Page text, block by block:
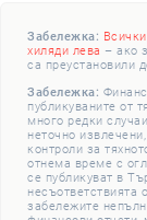
Забележка:
хиляди лева – ако
са преустановили
Забележка:
публикуваните от
много редки
неточно
контроли за
отнема време с
се публикуват в
забележите